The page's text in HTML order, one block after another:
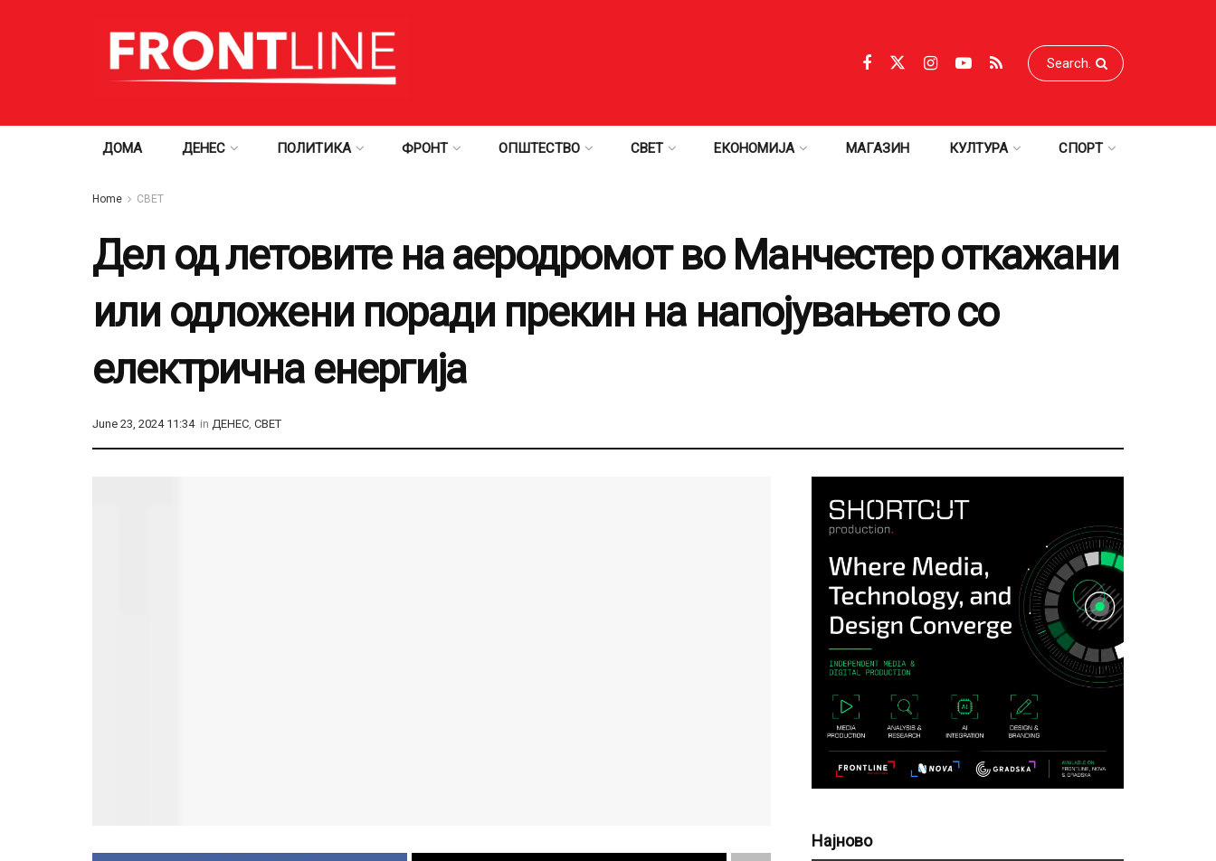
ДОМА ДЕНЕС ПОЛИТИКА ФРОНТ ОПШТЕСТВО СВЕТ ЕКОНОМИЈА МАГАЗИН КУЛТУРА СПОРТ
Home СВЕТ
Дел од летовите на аеродромот во Манчестер откажани
или одложени поради прекин на напојувањето со
електрична енергија
June 23, 2024 11:34 in ДЕНЕС, СВЕТ
Најново